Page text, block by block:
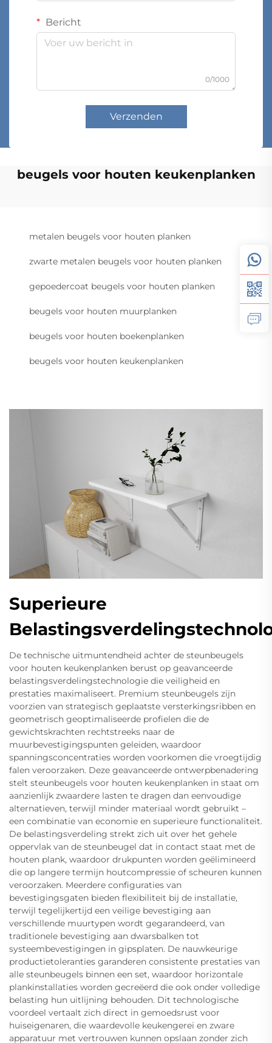
Bericht
0/1000
Verzenden
beugels voor houten keukenplanken
metalen beugels voor houten planken
zwarte metalen beugels voor houten planken
gepoedercoat beugels voor houten planken
beugels voor houten muurplanken
beugels voor houten boekenplanken
beugels voor houten keukenplanken
Superieure
De technische uitmuntendheid achter de steunbeugels
voor houten keukenplanken berust op geavanceerde
belastingsverdelingstechnologie die veiligheid en
prestaties maximaliseert. Premium steunbeugels zijn
voorzien van strategisch geplaatste versterkingsribben en
geometrisch geoptimaliseerde profielen die de
gewichtskrachten rechtstreeks naar de
muurbevestigingspunten geleiden, waardoor
spanningsconcentraties worden voorkomen die vroegtijdig
falen veroorzaken. Deze geavanceerde ontwerpbenadering
stelt steunbeugels voor houten keukenplanken in staat om
aanzienlijk zwaardere lasten te dragen dan eenvoudige
alternatieven, terwijl minder materiaal wordt gebruikt –
een combinatie van economie en superieure functionaliteit.
De belastingsverdeling strekt zich uit over het gehele
oppervlak van de steunbeugel dat in contact staat met de
houten plank, waardoor drukpunten worden geëlimineerd
die op langere termijn houtcompressie of scheuren kunnen
veroorzaken. Meerdere configuraties van
bevestigingsgaten bieden flexibiliteit bij de installatie,
terwijl tegelijkertijd een veilige bevestiging aan
verschillende muurtypen wordt gegarandeerd, van
traditionele bevestiging aan dwarsbalken tot
systeembevestigingen in gipsplaten. De nauwkeurige
productietoleranties garanderen consistente prestaties van
alle steunbeugels binnen een set, waardoor horizontale
plankinstallaties worden gecreëerd die ook onder volledige
belasting hun uitlijning behouden. Dit technologische
voordeel vertaalt zich direct in gemoedsrust voor
huiseigenaren, die waardevolle keukengerei en zware
apparatuur met vertrouwen kunnen opslaan zonder zich